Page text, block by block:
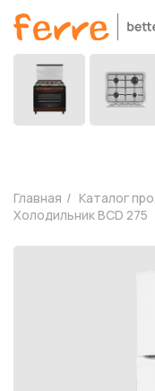
Главная Каталог
Холодильник BCD 275